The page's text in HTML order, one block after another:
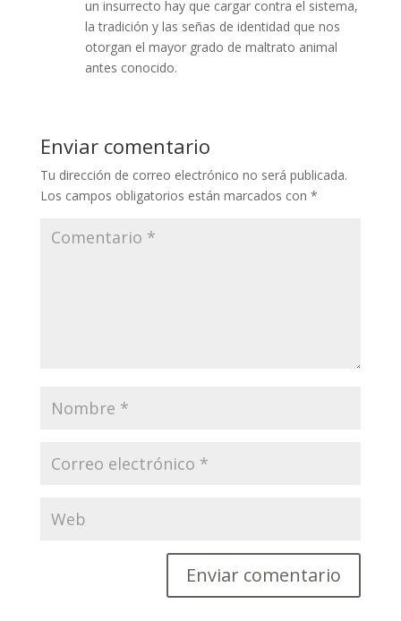
un insurrecto hay que cargar contra el sistema,
la tradición y las señas de identidad que nos
otorgan el mayor grado de maltrato animal
antes conocido.
Enviar comentario
Tu dirección de correo electrónico no será publicada.
Los campos obligatorios están marcados con *